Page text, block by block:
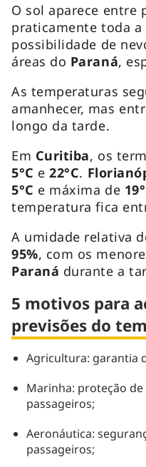
O sol aparece entre
praticamente toda a
possibilidade de
áreas do Paraná,
As temperaturas
amanhecer, mas
longo da tarde.
Em Curitiba, os
5°C e22°C.
5°C e máxima de
temperatura fica
A umidade relativa
95%, com os
Paraná durante a
5 motivos para
previsões do
Agricultura: garantia
Marinha: proteção
passageiros;
Aeronáutica:
passageiros;